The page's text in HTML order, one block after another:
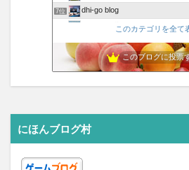
7位 dhi-go blog
ゲームの世界でカメラ旅行｜ゲームの景
公式最新ゲームソフト2024
アーマードコア6まとめ速報
11位 ゲーム最新情報
12位 ロク姫速報
15位 ゲームニュースまとめ速報
このカテゴリを全て
このブログに投票
にほんブログ村